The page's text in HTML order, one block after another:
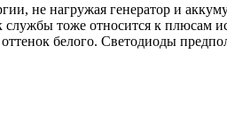
не нагружая генератор и
тоже относится к плюсам
белого. Светодиоды